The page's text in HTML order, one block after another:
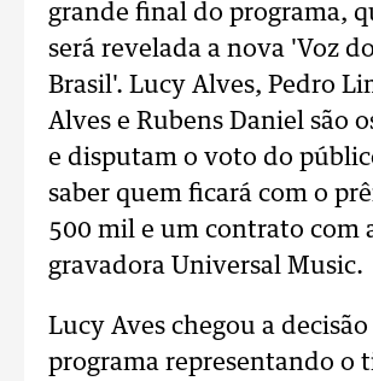
grande final do programa,
será revelada a nova 'Voz do
Brasil'. Lucy Alves, Pedro
Alves e Rubens Daniel são
e disputam o voto do
saber quem ficará com o
500 mil e um contrato com
gravadora Universal Music.
Lucy Aves chegou a decisão
programa representando o